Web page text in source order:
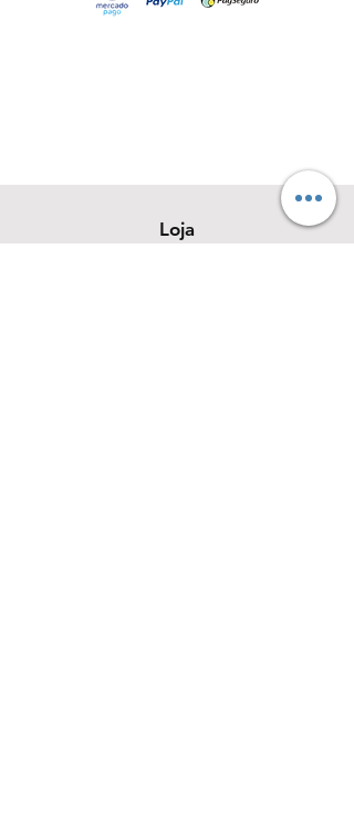
Loja